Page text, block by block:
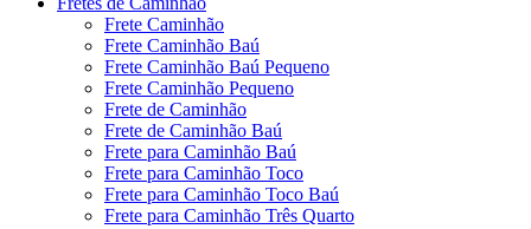
Frete Caminhão
Frete Caminhão Baú
Frete Caminhão Baú Pequeno
Frete Caminhão Pequeno
Frete de Caminhão
Frete de Caminhão Baú
Frete para Caminhão Baú
Frete para Caminhão Toco
Frete para Caminhão Toco Baú
Frete para Caminhão Três Quarto